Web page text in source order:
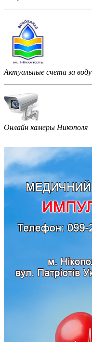
Актуальные счета за воду
Онлайн камеры Никополя